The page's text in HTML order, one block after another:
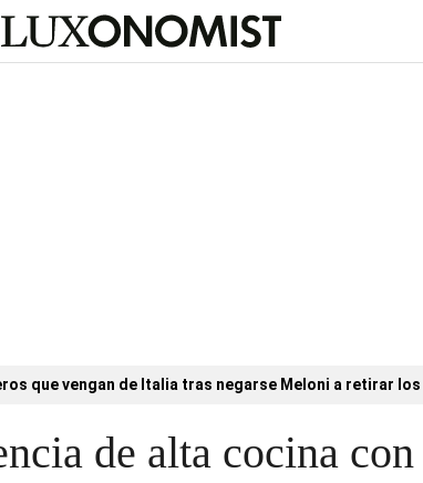
que vengan de Italia tras negarse Meloni a retirar
de alta cocina